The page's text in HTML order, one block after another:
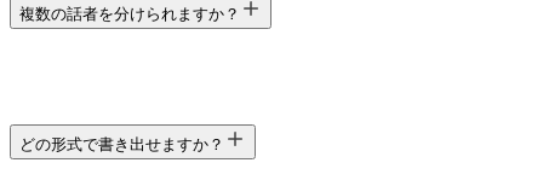
複数の話者を分けられますか？
どの形式で書き出せますか？